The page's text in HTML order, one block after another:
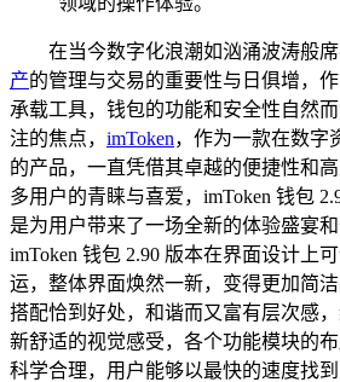
在当今数字化浪潮如汹涌波涛般席
产的管理与交易的重要性与日俱增，
承载工具，钱包的功能和安全性自然
注的焦点， imToken，作为一款在数字
的产品，一直凭借其卓越的便捷性和
多用户的青睐与喜爱，imToken 钱包
是为用户带来了一场全新的体验盛宴和
imToken 钱包 2.90 版本在界面设计上
运，整体界面焕然一新，变得更加简
搭配恰到好处，和谐而又富有层次感
新舒适的视觉感受，各个功能模块的
科学合理，用户能够以最快的速度找